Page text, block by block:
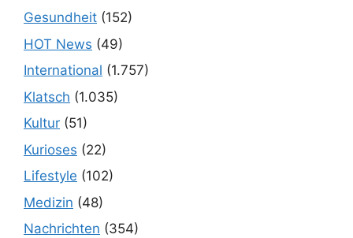
Gesundheit (152)
HOT News (49)
International (1.757)
Klatsch (1.035)
Kultur (51)
Kurioses (22)
Lifestyle (102)
Medizin (48)
Nachrichten (354)